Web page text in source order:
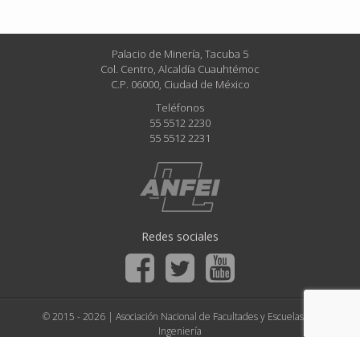
Palacio de Minería, Tacuba 5
Col. Centro, Alcaldía Cuauhtémoc
C.P. 06000, Ciudad de México
Teléfonos
55 5512 2230
55 5512 2231
Redes sociales
© 2015 - 2026 | Asociación Nacional de Facultades y Escuelas de
Ingeniería